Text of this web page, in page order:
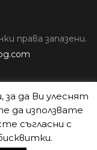
права запазени.
за да Ви улеснят
да използвате
съгласни с